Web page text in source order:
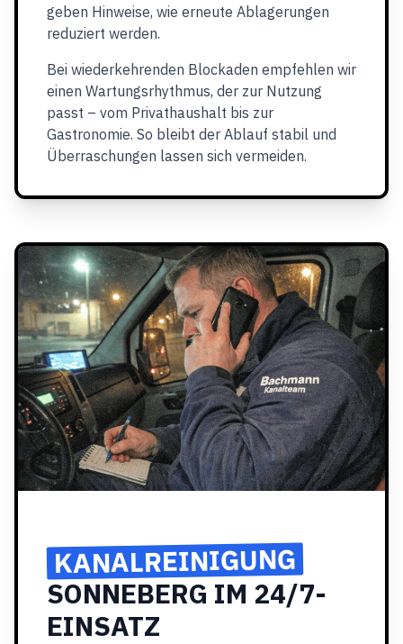
geben Hinweise, wie erneute Ablagerungen
reduziert werden.
Bei wiederkehrenden Blockaden empfehlen wir
einen Wartungsrhythmus, der zur Nutzung
passt – vom Privathaushalt bis zur
Gastronomie. So bleibt der Ablauf stabil und
Überraschungen lassen sich vermeiden.
KANALREINIGUNG
SONNEBERG IM 24/7-
EINSATZ